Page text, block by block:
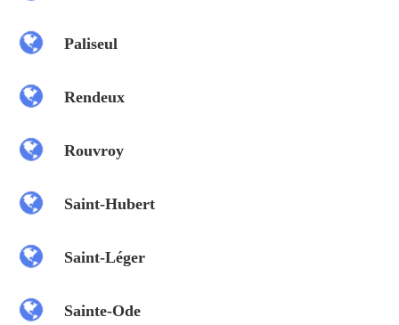
Paliseul
Rendeux
Rouvroy
Saint-Hubert
Saint-Léger
Sainte-Ode